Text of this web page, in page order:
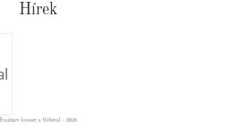
Hírek
Évadzáró koncert a Góbéval – 2026